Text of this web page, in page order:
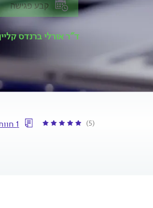
קבע פגישה
ד"ר אורלי ברנדס קליין
(5) 1 חוות דעת